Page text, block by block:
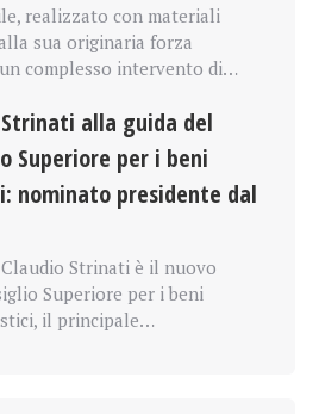
realizzato con materiali
sua originaria forza
complesso intervento di…
alla guida del
Superiore per i beni
nominato presidente dal
Strinati è il nuovo
Superiore per i beni
il principale…